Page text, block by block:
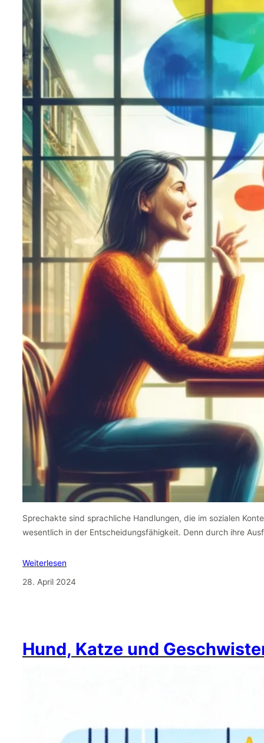
Sprechakte sind sprachliche Handlungen, die im sozialen
wesentlich in der Entscheidungsfähigkeit. Denn durch ihre
Weiterlesen
28. April 2024
Hund, Katze und